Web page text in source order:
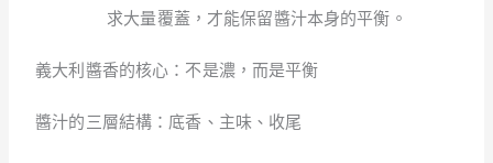
求大量覆蓋，才能保留醬汁本身的平衡。
義大利醬香的核心：不是濃，而是平衡
醬汁的三層結構：底香、主味、收尾